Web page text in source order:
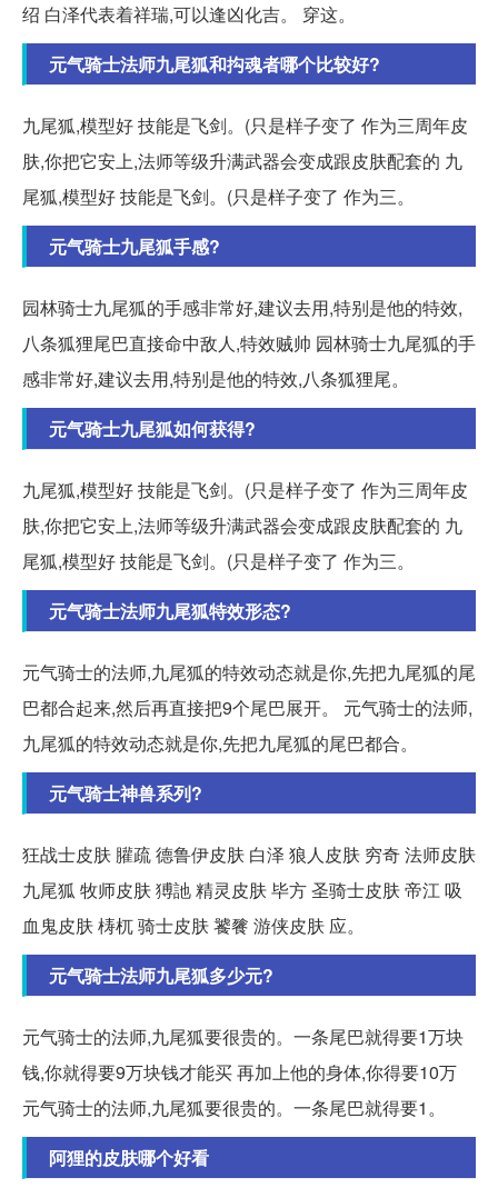
绍 白泽代表着祥瑞,可以逢凶化吉。 穿这。
元气骑士法师九尾狐和抅魂者哪个比较好?
九尾狐,模型好 技能是飞剑。(只是样子变了 作为三周年皮
肤,你把它安上,法师等级升满武器会变成跟皮肤配套的 九
尾狐,模型好 技能是飞剑。(只是样子变了 作为三。
元气骑士九尾狐手感?
园林骑士九尾狐的手感非常好,建议去用,特别是他的特效,
八条狐狸尾巴直接命中敌人,特效贼帅 园林骑士九尾狐的手
感非常好,建议去用,特别是他的特效,八条狐狸尾。
元气骑士九尾狐如何获得?
九尾狐,模型好 技能是飞剑。(只是样子变了 作为三周年皮
肤,你把它安上,法师等级升满武器会变成跟皮肤配套的 九
尾狐,模型好 技能是飞剑。(只是样子变了 作为三。
元气骑士法师九尾狐特效形态?
元气骑士的法师,九尾狐的特效动态就是你,先把九尾狐的尾
巴都合起来,然后再直接把9个尾巴展开。 元气骑士的法师,
九尾狐的特效动态就是你,先把九尾狐的尾巴都合。
元气骑士神兽系列?
狂战士皮肤 䑏疏 德鲁伊皮肤 白泽 狼人皮肤 穷奇 法师皮肤
九尾狐 牧师皮肤 猼訑 精灵皮肤 毕方 圣骑士皮肤 帝江 吸
血鬼皮肤 梼杌 骑士皮肤 饕餮 游侠皮肤 应。
元气骑士法师九尾狐多少元?
元气骑士的法师,九尾狐要很贵的。一条尾巴就得要1万块
钱,你就得要9万块钱才能买 再加上他的身体,你得要10万
元气骑士的法师,九尾狐要很贵的。一条尾巴就得要1。
阿狸的皮肤哪个好看